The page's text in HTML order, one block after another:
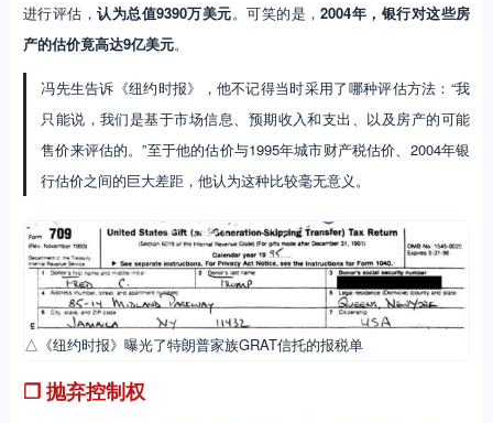
进行评估，认为总值9390万美元。可笑的是，2004年，银行对这些房
产的估价竟高达9亿美元。
冯先生告诉《纽约时报》，他不记得当时采用了哪种评估方法：“我
只能说，我们是基于市场信息、预期收入和支出、以及房产的可能
售价来评估的。”至于他的估价与1995年城市财产税估价、2004年银
行估价之间的巨大差距，他认为这种比较毫无意义。
△《纽约时报》曝光了特朗普家族GRAT信托的报税单
❐ 抛弃控制权